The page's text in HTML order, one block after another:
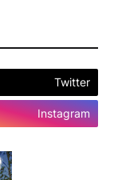
Twitter
Instagram